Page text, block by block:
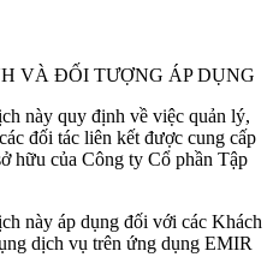
VÀ ĐỐI TƯỢNG ÁP DỤNG
này quy định về việc quản lý,
đối tác liên kết được cung cấp
hữu của Công ty Cổ phần Tập
này áp dụng đối với các Khách
dịch vụ trên ứng dụng EMIR